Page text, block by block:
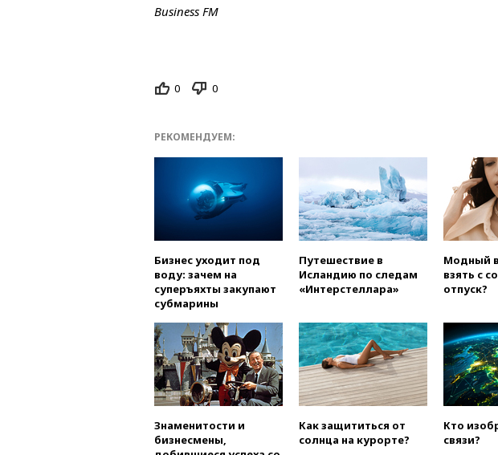
Business FM
0 0
РЕКОМЕНДУЕМ:
Бизнес уходит под
воду: зачем на
суперъяхты закупают
субмарины
Путешествие в
Исландию по следам
«Интерстеллара»
Модный
взять с
отпуск?
Знаменитости и
бизнесмены,
Как защититься от
солнца на курорте?
Кто
связи?